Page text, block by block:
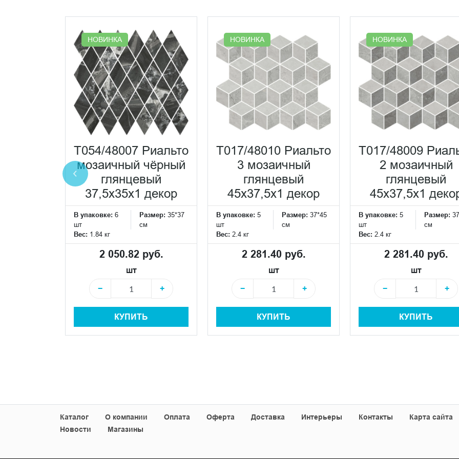
НОВИНКА
T054/48007 Риальто
мозаичный чёрный
глянцевый
37,5x35x1 декор
В упаковке: 6
шт
Размер: 35*37
см
Вес: 1.84 кг
2 050.82 руб.
шт
−
+
КУПИТЬ
НОВИНКА
T017/48010 Риальто
3 мозаичный
глянцевый
45x37,5x1 декор
В упаковке: 5
шт
Размер: 37*45
см
Вес: 2.4 кг
2 281.40 руб.
шт
−
+
КУПИТЬ
НОВИНКА
T017/48009
2 мозаичный
глянцевый
45x37,5x1
В упаковке: 5
шт
Размер:
см
Вес: 2.4 кг
2 281.40 руб.
шт
−
+
КУПИТЬ
Каталог О компании Оплата Оферта Доставка Интерьеры Контакты
Карта сайта
Новости
Магазины